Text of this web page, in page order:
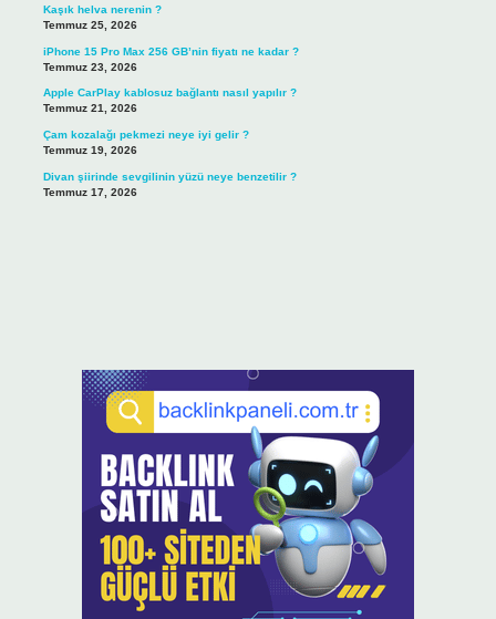
Kaşık helva nerenin ?
Temmuz 25, 2026
iPhone 15 Pro Max 256 GB’nin fiyatı ne kadar ?
Temmuz 23, 2026
Apple CarPlay kablosuz bağlantı nasıl yapılır ?
Temmuz 21, 2026
Çam kozalağı pekmezi neye iyi gelir ?
Temmuz 19, 2026
Divan şiirinde sevgilinin yüzü neye benzetilir ?
Temmuz 17, 2026